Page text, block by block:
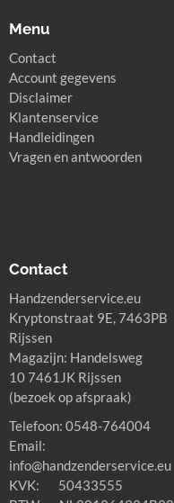
Menu
Contact
Account gegevens
Disclaimer
Klantenservice
Handleidingen
Vragen en antwoorden
Contact
Handzenderservice.eu
Kryptonstraat 9E, 7463PB
Rijssen
Magazijn: Handelsweg
10 7461JK Rijssen
(bezoek op afspraak)
Telefoon: 0548-764004
Email:
info@handzenderservice.eu
KVK: 50433555